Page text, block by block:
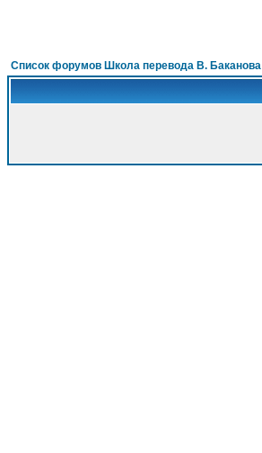
Список форумов Школа перевода В. Баканова